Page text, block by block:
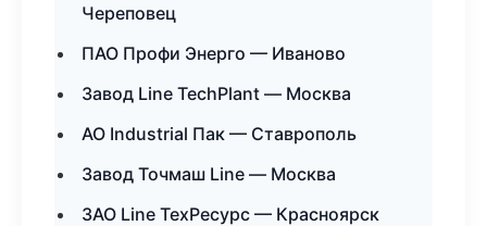
Череповец
ПАО Профи Энерго — Иваново
Завод Line TechPlant — Москва
АО Industrial Пак — Ставрополь
Завод Точмаш Line — Москва
ЗАО Line ТехРесурс — Красноярск